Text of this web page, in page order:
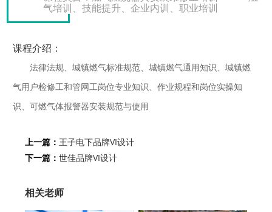
气培训、技能提升、企业内训、职业培训
课程介绍：
法律法规、城镇燃气标准规范、城镇燃气通用知识、城镇燃
气用户检修工和管网工岗位专业知识、作业规程和岗位实操知
识、可燃气体报警器安装规范与使用
上一篇：王子电下品牌VI设计
下一篇：世佳品牌VI设计
相关老师